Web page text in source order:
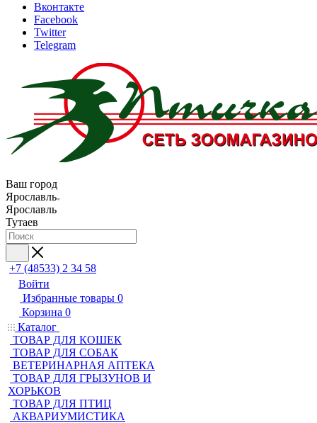
Вконтакте
Facebook
Twitter
Telegram
Ваш город
Ярославль
Ярославль
Тутаев
+7 (48533) 2 34 58
Войти
Избранные товары 0
Корзина 0
Каталог
ТОВАР ДЛЯ КОШЕК
ТОВАР ДЛЯ СОБАК
ВЕТЕРИНАРНАЯ АПТЕКА
ТОВАР ДЛЯ ГРЫЗУНОВ И
ХОРЬКОВ
ТОВАР ДЛЯ ПТИЦ
АКВАРИУМИСТИКА